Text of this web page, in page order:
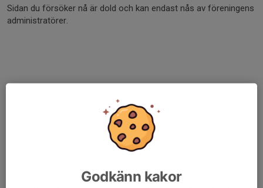
Sidan du försöker nå är dold och kan endast nås av föreningens
administratörer.
Godkänn kakor